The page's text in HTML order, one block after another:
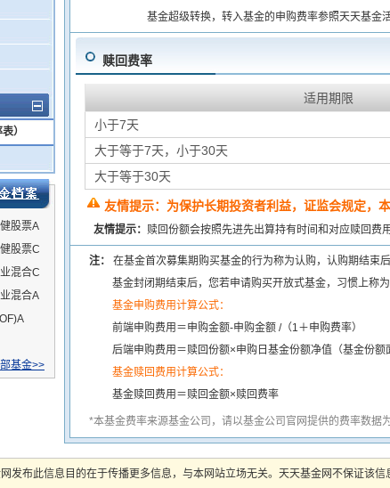
）
股票A
股票C
混合C
混合A
基金>>
基金超级转换，转入基金的申购费率参照天天基金
赎回费率
适用期限
小于7天
大于等于7天，小于30天
大于等于30天
友情提示：为保护长期投资者利益，证监会规定，
友情提示： 赎回份额会按照先进先出算持有时间和对应赎回费用
注： 在基金首次募集期购买基金的行为称为认购，认购期结束
基金封闭期结束后，您若申请购买开放式基金，习惯上称
基金申购费用计算公式：
前端申购费用＝申购金额-申购金额 /（1＋申购费率）
后端申购费用＝赎回份额×申购日基金份额净值（基金份
基金赎回费用计算公式：
基金赎回费用＝赎回金额×赎回费率
*本基金费率来源基金公司，请以基金公司官网提供的费率数据为
发布此信息目的在于传播更多信息，与本网站立场无关。天天基金网不保证该